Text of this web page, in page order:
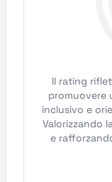
Il rating
promuovere
inclusivo e
Valorizzando
e